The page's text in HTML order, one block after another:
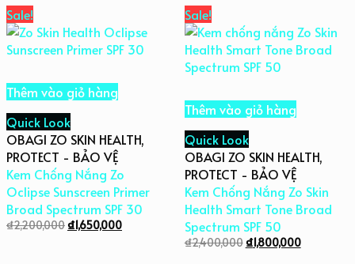
Sale!
Thêm vào giỏ hàng
Quick Look
OBAGI ZO SKIN HEALTH,
PROTECT - BẢO VỆ
Kem Chống Nắng Zo
Oclipse Sunscreen Primer
Broad Spectrum SPF 30
₫2,200,000₫1,650,000
Sale!
Thêm vào giỏ hàng
Quick Look
OBAGI ZO SKIN HEALTH,
PROTECT - BẢO VỆ
Kem Chống Nắng Zo Skin
Health Smart Tone Broad
Spectrum SPF 50
₫2,400,000₫1,800,000